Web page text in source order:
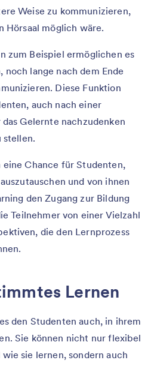
Weise zu kommunizieren,
Hörsaal möglich wäre.
zum Beispiel ermöglichen es
lange nach dem Ende
Diese Funktion
auch nach einer
Gelernte nachzudenken
stellen.
eine Chance für Studenten,
und von ihnen
den Zugang zur Bildung
Teilnehmer von einer Vielzahl
die den Lernprozess
Lernen
den Studenten auch, in ihrem
Sie können nicht nur flexibel
sie lernen, sondern auch